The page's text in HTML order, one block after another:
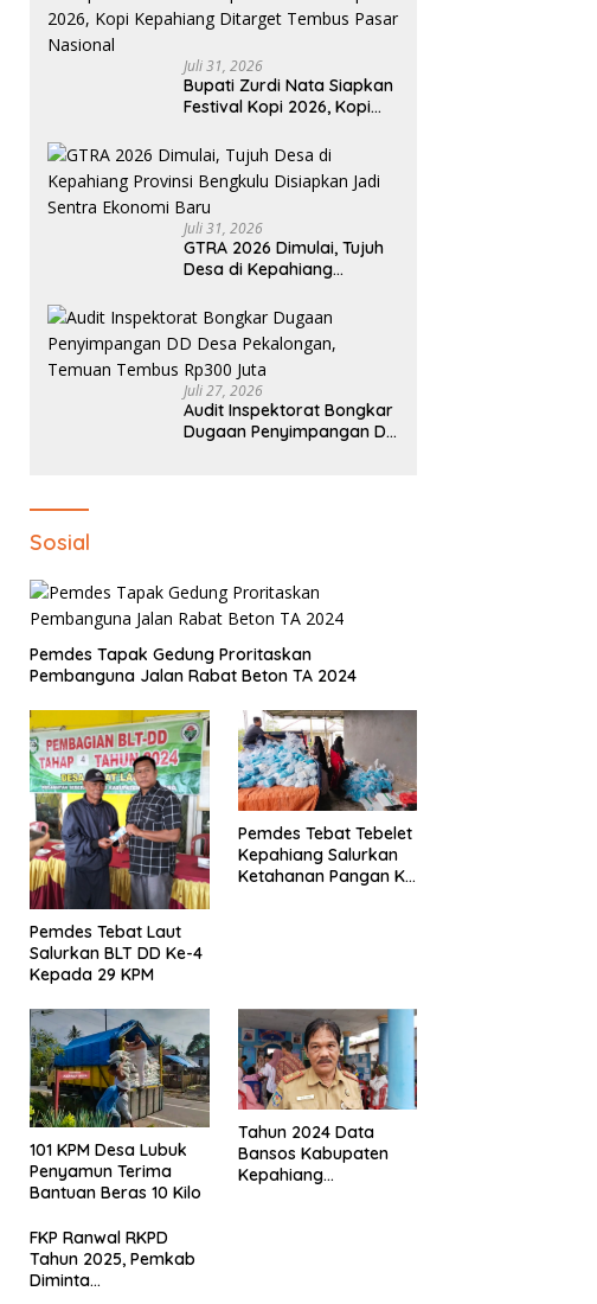
Juli 31, 2026
Bupati Zurdi Nata Siapkan
Festival Kopi 2026, Kopi
Tembus Pasar Nasional
Juli 31, 2026
GTRA 2026 Dimulai, Tujuh
Desa di Kepahiang
Disiapkan Jadi Sentra
Ekonomi Baru
Juli 27, 2026
Audit Inspektorat Bongkar
Dugaan Penyimpangan DD
Sosial
Pemdes Tapak Gedung Proritaskan
Pembanguna Jalan Rabat Beton TA 2024
Pemdes Tebat Laut
Salurkan BLT DD Ke-4
Kepada 29 KPM
Pemdes Tebat Tebelet
Kepahiang Salurkan
Ketahanan Pangan Ke
101 KPM Desa Lubuk
Penyamun Terima
Bantuan Beras 10 Kilo
Tahun 2024 Data
Bansos Kabupaten
Kepahiang
FKP Ranwal RKPD
Tahun 2025, Pemkab
Diminta